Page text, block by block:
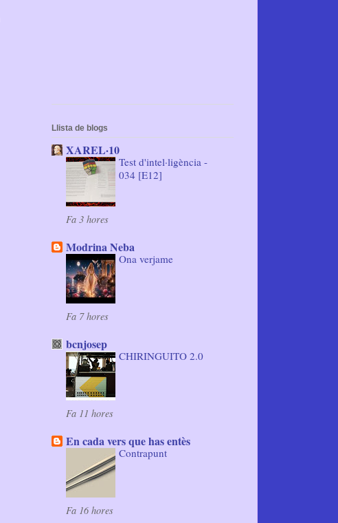
Llista de blogs
XAREL·10
Test d'intel·ligència -
034 [E12]
Fa 3 hores
Modrina Neba
Ona verjame
Fa 7 hores
bcnjosep
CHIRINGUITO 2.0
Fa 11 hores
En cada vers que has entès
Contrapunt
Fa 16 hores